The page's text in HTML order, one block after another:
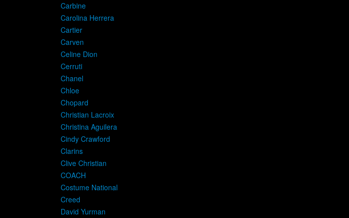
Carbine
Carolina Herrera
Cartier
Carven
Celine Dion
Cerruti
Chanel
Chloe
Chopard
Christian Lacroix
Christina Aguilera
Cindy Crawford
Clarins
Clive Christian
COACH
Costume National
Creed
David Yurman